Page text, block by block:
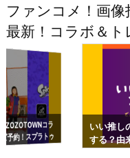
ファンコメ！画像
最新！コラボ＆ト
コラ
予約！スプラトゥ
ップも渋谷Hz
いい推し
する？由